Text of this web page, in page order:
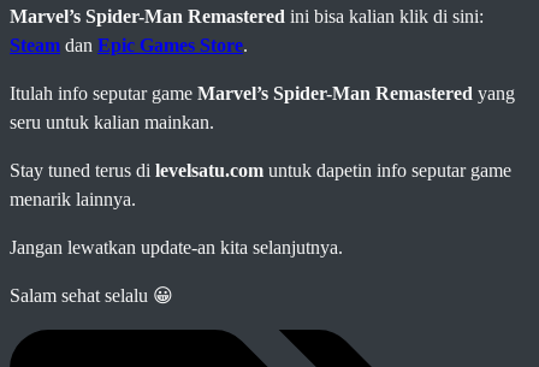
Marvel’s Spider-Man Remastered ini bisa kalian klik di sini:
Steam dan Epic Games Store.
Itulah info seputar game Marvel’s Spider-Man Remastered yang
seru untuk kalian mainkan.
Stay tuned terus di levelsatu.com untuk dapetin info seputar game
menarik lainnya.
Jangan lewatkan update-an kita selanjutnya.
Salam sehat selalu 😀